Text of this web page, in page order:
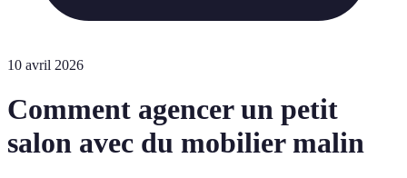
10 avril 2026
Comment agencer un petit
salon avec du mobilier malin